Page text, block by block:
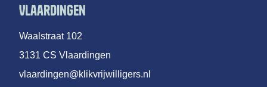
Vlaardingen
Waalstraat 102
3131 CS Vlaardingen
vlaardingen@klikvrijwilligers.nl